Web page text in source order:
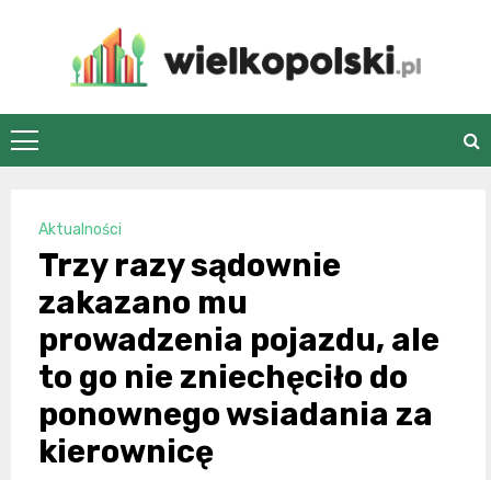
wielkopolski.pl
Aktualności
Trzy razy sądownie
zakazano mu
prowadzenia pojazdu, ale
to go nie zniechęciło do
ponownego wsiadania za
kierownicę